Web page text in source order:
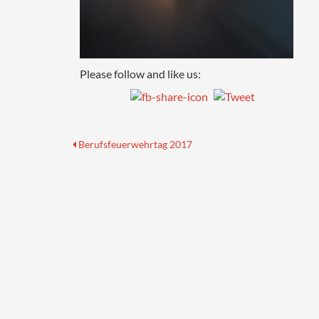
Please follow and like us:
Beitragsnavigation
Previous
Berufsfeuerwehrtag 2017